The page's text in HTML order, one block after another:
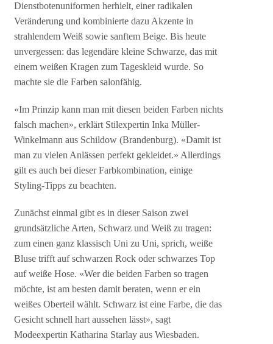
Dienstbotenuniformen herhielt, einer radikalen
Veränderung und kombinierte dazu Akzente in
strahlendem Weiß sowie sanftem Beige. Bis heute
unvergessen: das legendäre kleine Schwarze, das mit
einem weißen Kragen zum Tageskleid wurde. So
machte sie die Farben salonfähig.
«Im Prinzip kann man mit diesen beiden Farben nichts
falsch machen», erklärt Stilexpertin Inka Müller-
Winkelmann aus Schildow (Brandenburg). «Damit ist
man zu vielen Anlässen perfekt gekleidet.» Allerdings
gilt es auch bei dieser Farbkombination, einige
Styling-Tipps zu beachten.
Zunächst einmal gibt es in dieser Saison zwei
grundsätzliche Arten, Schwarz und Weiß zu tragen:
zum einen ganz klassisch Uni zu Uni, sprich, weiße
Bluse trifft auf schwarzen Rock oder schwarzes Top
auf weiße Hose. «Wer die beiden Farben so tragen
möchte, ist am besten damit beraten, wenn er ein
weißes Oberteil wählt. Schwarz ist eine Farbe, die das
Gesicht schnell hart aussehen lässt», sagt
Modeexpertin Katharina Starlay aus Wiesbaden.